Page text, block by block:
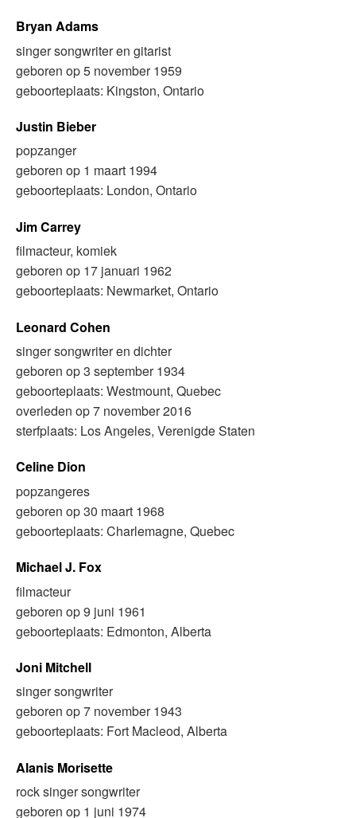
Bryan Adams
singer songwriter en gitarist
geboren op 5 november 1959
geboorteplaats: Kingston, Ontario
Justin Bieber
popzanger
geboren op 1 maart 1994
geboorteplaats: London, Ontario
Jim Carrey
filmacteur, komiek
geboren op 17 januari 1962
geboorteplaats: Newmarket, Ontario
Leonard Cohen
singer songwriter en dichter
geboren op 3 september 1934
geboorteplaats: Westmount, Quebec
overleden op 7 november 2016
sterfplaats: Los Angeles, Verenigde Staten
Celine Dion
popzangeres
geboren op 30 maart 1968
geboorteplaats: Charlemagne, Quebec
Michael J. Fox
filmacteur
geboren op 9 juni 1961
geboorteplaats: Edmonton, Alberta
Joni Mitchell
singer songwriter
geboren op 7 november 1943
geboorteplaats: Fort Macleod, Alberta
Alanis Morisette
rock singer songwriter
geboren op 1 juni 1974